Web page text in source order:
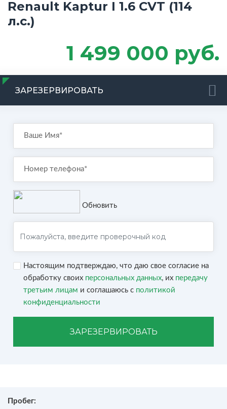
Renault Kaptur I 1.6 CVT (114
л.с.)
1 499 000 руб.
ЗАРЕЗЕРВИРОВАТЬ
Обновить
Настоящим подтверждаю, что даю свое согласие на
обработку своих персональных данных, их передачу
третьим лицам и соглашаюсь с политикой
конфиденциальности
ЗАРЕЗЕРВИРОВАТЬ
Пробег: